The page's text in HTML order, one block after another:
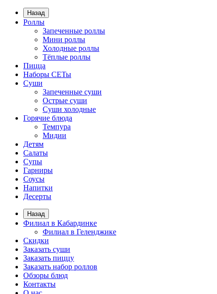
Назад
Роллы
Запеченные роллы
Мини роллы
Холодные роллы
Тёплые роллы
Пицца
Наборы СЕТы
Суши
Запеченные суши
Острые суши
Суши холодные
Горячие блюда
Темпура
Мидии
Детям
Салаты
Супы
Гарниры
Соусы
Напитки
Десерты
Назад
Филиал в Кабардинке
Филиал в Геленджике
Скидки
Заказать суши
Заказать пиццу
Заказать набор роллов
Обзоры блюд
Контакты